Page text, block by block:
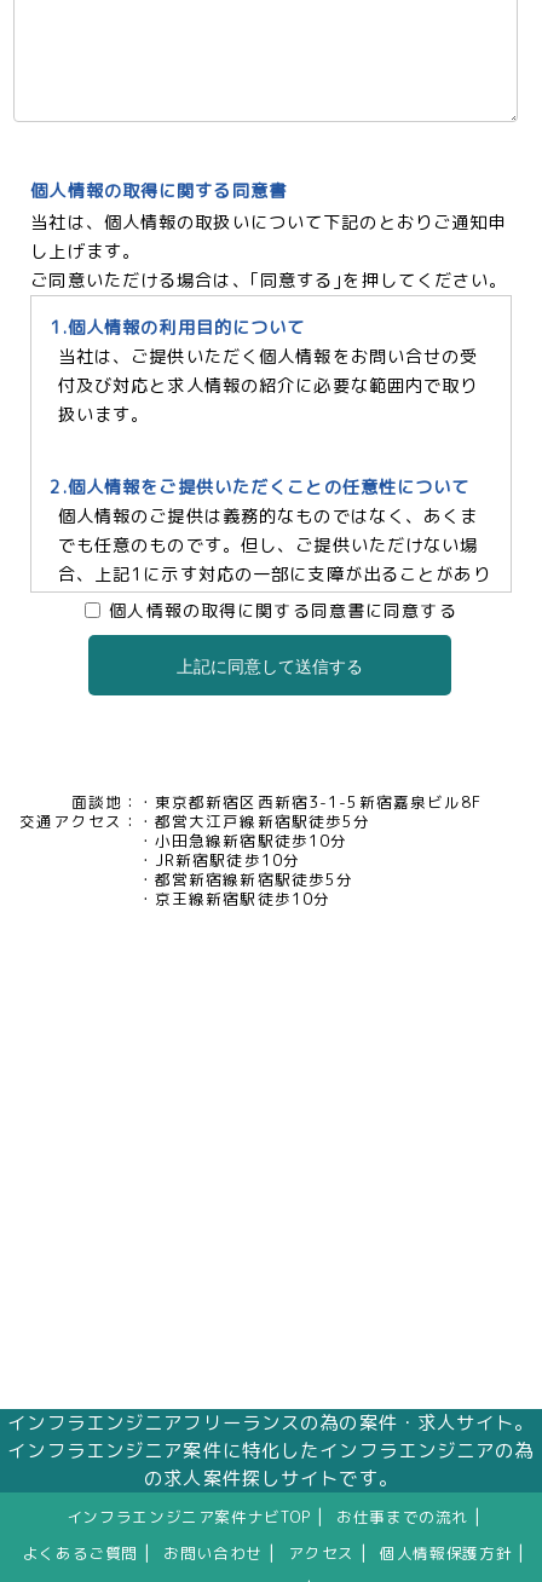
個人情報の取得に関する同意書
当社は、個人情報の取扱いについて下記のとおりご通知申
し上げます。
ご同意いただける場合は、｢同意する｣を押してください。
1.個人情報の利用目的について
当社は、ご提供いただく個人情報をお問い合せの受
付及び対応と求人情報の紹介に必要な範囲内で取り
扱います。
2.個人情報をご提供いただくことの任意性について
個人情報のご提供は義務的なものではなく、あくま
でも任意のものです。但し、ご提供いただけない場
合、上記1に示す対応の一部に支障が出ることがあり
ますので、予めご了承ください。
3.個人情報の提供及び委託について
4.個人情報の開示等について
当社は、お客様本人から保有個人データについて利
用目的の通知、開示、内容の訂正・追加・削除、利
個人情報の取得に関する同意書に同意する
上記に同意して送信する
面談地：
東京都新宿区西新宿3-1-5新宿嘉泉ビル8F
交通アクセス：
都営大江戸線新宿駅徒歩5分
小田急線新宿駅徒歩10分
JR新宿駅徒歩10分
都営新宿線新宿駅徒歩5分
京王線新宿駅徒歩10分
インフラエンジニアフリーランスの為の案件・求人サイト。
インフラエンジニア案件に特化したインフラエンジニアの為
の求人案件探しサイトです。
インフラエンジニア案件ナビTOP お仕事までの流れ
よくあるご質問 お問い合わせ アクセス 個人情報保護方針